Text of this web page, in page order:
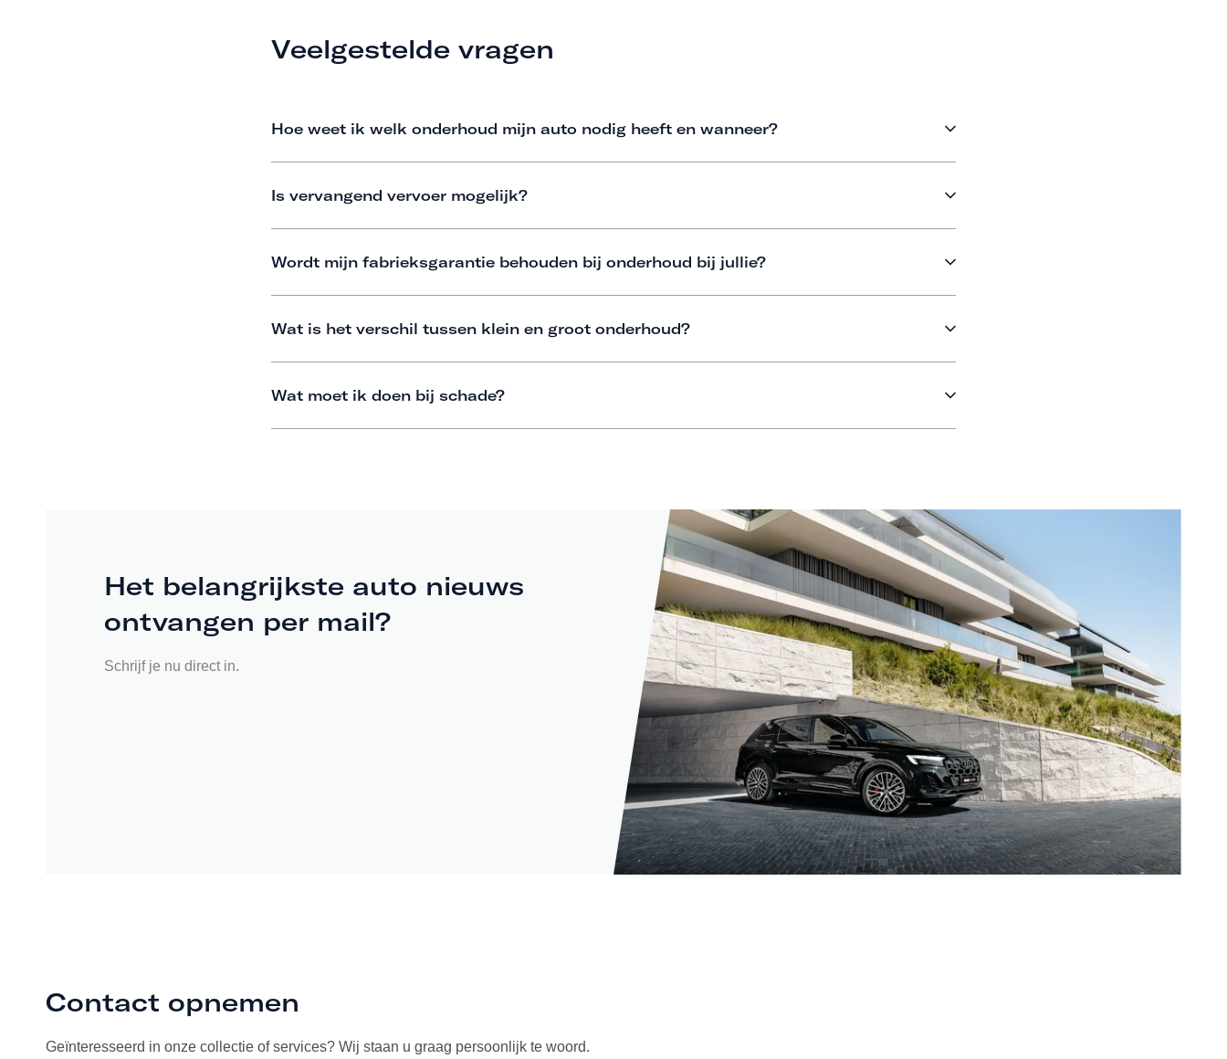
Veelgestelde vragen
Hoe weet ik welk onderhoud mijn auto nodig heeft en wanneer?
Is vervangend vervoer mogelijk?
Wordt mijn fabrieksgarantie behouden bij onderhoud bij jullie?
Wat is het verschil tussen klein en groot onderhoud?
Wat moet ik doen bij schade?
Het belangrijkste auto nieuws
ontvangen per mail?
Schrijf je nu direct in.
Contact opnemen
Geïnteresseerd in onze collectie of services? Wij staan u graag persoonlijk te woord.